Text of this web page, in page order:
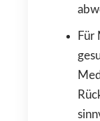
Für